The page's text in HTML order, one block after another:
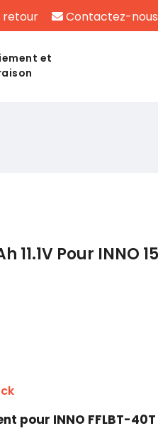
retour Contactez-nous
et
Pour INNO
pour INNO FFLBT-40T